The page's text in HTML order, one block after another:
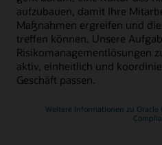
aufzubauen, damit Ihre
Maßnahmen ergreifen und
treffen können. Unsere
Risikomanagementlösungen
aktiv, einheitlich und
Geschäft passen.
Weitere Informationen zu